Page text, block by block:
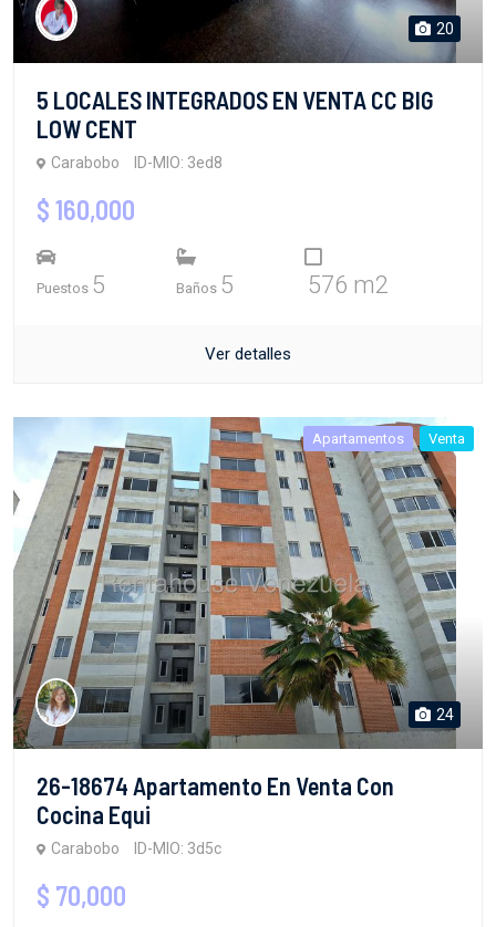
20
5 LOCALES INTEGRADOS EN VENTA CC BIG
LOW CENT
Carabobo ID-MIO: 3ed8
$ 160,000
Puestos 5 Baños 5 576 m2
Ver detalles
Apartamentos Venta
24
26-18674 Apartamento En Venta Con
Cocina Equi
Carabobo ID-MIO: 3d5c
$ 70,000